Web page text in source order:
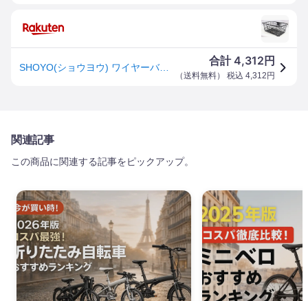
SHOYO(ショウヨウ) ワイヤーバスケット DX ワイド K-13
合計4,312 円
（送料無料） 税込 4,312 円
関連記事
この商品に関連する記事をピックアップ。